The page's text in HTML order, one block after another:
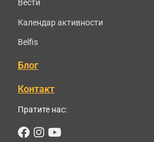
Вести
Календар активности
Belfis
Блог
Контакт
Пратите нас:
Facebook
Instagram
Youtube